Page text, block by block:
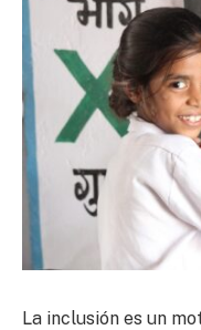
La inclusión es un